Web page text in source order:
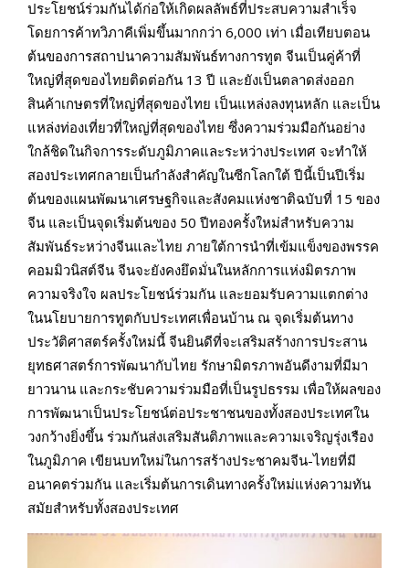
ประโยชน์ร่วมกันได้ก่อให้เกิดผลลัพธ์ที่ประสบความสำเร็จ
โดยการค้าทวิภาคีเพิ่มขึ้นมากกว่า 6,000 เท่า เมื่อเทียบตอน
ต้นของการสถาปนาความสัมพันธ์ทางการทูต จีนเป็นคู่ค้าที่
ใหญ่ที่สุดของไทยติดต่อกัน 13 ปี และยังเป็นตลาดส่งออก
สินค้าเกษตรที่ใหญ่ที่สุดของไทย เป็นแหล่งลงทุนหลัก และเป็น
แหล่งท่องเที่ยวที่ใหญ่ที่สุดของไทย ซึ่งความร่วมมือกันอย่าง
ใกล้ชิดในกิจการระดับภูมิภาคและระหว่างประเทศ จะทำให้
สองประเทศกลายเป็นกำลังสำคัญในซีกโลกใต้ ปีนี้เป็นปีเริ่ม
ต้นของแผนพัฒนาเศรษฐกิจและสังคมแห่งชาติฉบับที่ 15 ของ
จีน และเป็นจุดเริ่มต้นของ 50 ปีทองครั้งใหม่สำหรับความ
สัมพันธ์ระหว่างจีนและไทย ภายใต้การนำที่เข้มแข็งของพรรค
คอมมิวนิสต์จีน จีนจะยังคงยึดมั่นในหลักการแห่งมิตรภาพ
ความจริงใจ ผลประโยชน์ร่วมกัน และยอมรับความแตกต่าง
ในนโยบายการทูตกับประเทศเพื่อนบ้าน ณ จุดเริ่มต้นทาง
ประวัติศาสตร์ครั้งใหม่นี้ จีนยินดีที่จะเสริมสร้างการประสาน
ยุทธศาสตร์การพัฒนากับไทย รักษามิตรภาพอันดีงามที่มีมา
ยาวนาน และกระชับความร่วมมือที่เป็นรูปธรรม เพื่อให้ผลของ
การพัฒนาเป็นประโยชน์ต่อประชาชนของทั้งสองประเทศใน
วงกว้างยิ่งขึ้น ร่วมกันส่งเสริมสันติภาพและความเจริญรุ่งเรือง
ในภูมิภาค เขียนบทใหม่ในการสร้างประชาคมจีน-ไทยที่มี
อนาคตร่วมกัน และเริ่มต้นการเดินทางครั้งใหม่แห่งความทัน
สมัยสำหรับทั้งสองประเทศ